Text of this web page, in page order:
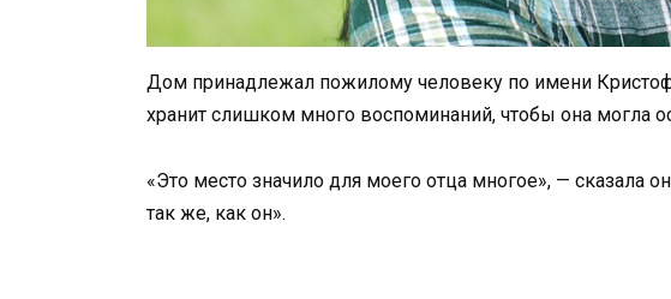
Дом принадлежал пожилому человеку по имени
хранит слишком много воспоминаний, чтобы она могла
«Это место значило для моего отца многое», — сказала
так же, как он».